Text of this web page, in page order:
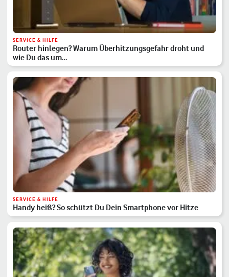
SERVICE & HILFE
Router hinlegen? Warum Überhitzungsgefahr droht und
wie Du das um…
SERVICE & HILFE
Handy heiß? So schützt Du Dein Smartphone vor Hitze